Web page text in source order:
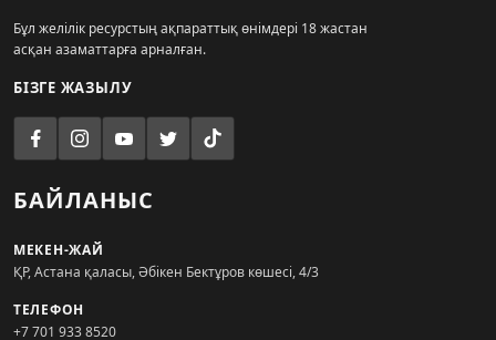
Бұл желілік ресурстың ақпараттық өнімдері 18 жастан
асқан азаматтарға арналған.
БІЗГЕ ЖАЗЫЛУ
БАЙЛАНЫС
МЕКЕН-ЖАЙ
ҚР, Астана қаласы, Әбікен Бектұров көшесі, 4/3
ТЕЛЕФОН
+7 701 933 8520